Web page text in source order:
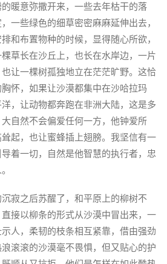
暖意弥撒开来，一些去年枯干的落
一些绿色的细草密密麻麻延伸出去，
和布置物种的时候，显得随心所欲，
草长在沙丘上，也长在水岸边，一片
让一棵树孤独地立在茫茫旷野。这恰
怀，如果让沙漠都集中在沙哈拉玛
，让动物都奔跑在非洲大陆，这是多
自然不会偏爱任何一方，他钟爱所
起，也让蜜蜂插上翅膀。我坚信有一
着一切，自然是他智慧的执行者，忠
寂之后苏醒了，和平原上的柳树不
接以柳条的形式从沙漠中冒出来，一
人，柔韧的枝条相互紧靠，借由强劲
滚滚的沙漠毫不畏惧，但又贴心的护